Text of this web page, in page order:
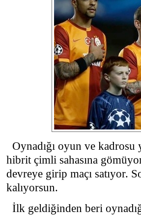
Oynadığı oyun ve kadrosu
hibrit çimli sahasına
devreye girip maçı satıyor.
kalıyorsun.
İlk geldiğinden beri